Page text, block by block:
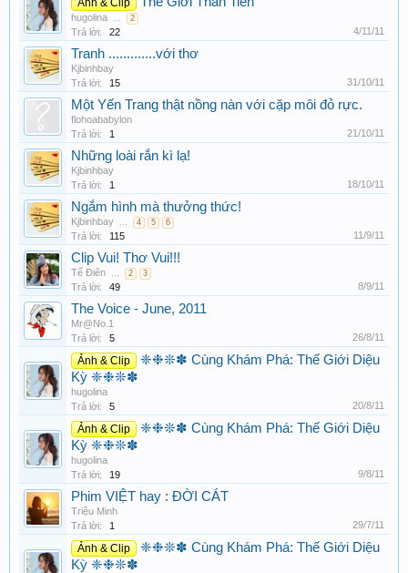
hugolina ... 2
Trả lời: 22 4/11/11
Tranh .............với thơ
Kjbinhbay
Trả lời:
15 31/10/11
Một Yến Trang thật nồng nàn với cặp môi đỏ rực.
flohoababylon
Trả lời:
1 21/10/11
Những loài rắn kì lạ!
Kjbinhbay
Trả lời:
1 18/10/11
Ngắm hình mà thưởng thức!
Kjbinhbay ... 4 5 6
Trả lời: 115 11/9/11
Clip Vui! Thơ Vui!!!
Tế Điên ... 2 3
Trả lời: 49 8/9/11
The Voice - June, 2011
Mr@No.1
Trả lời:
5 26/8/11
Ảnh & Clip
❈❉❊✽ Cùng Khám Phá: Thế Giới Diệu
Kỳ ❈❉❊✽
hugolina
Trả lời:
5 20/8/11
Ảnh & Clip
❈❉❊✽ Cùng Khám Phá: Thế Giới Diệu
Kỳ ❈❉❊✽
hugolina
Trả lời:
19 9/8/11
Phim VIỆT hay : ĐỜI CÁT
Triệu Minh
Trả lời:
1 29/7/11
Ảnh & Clip
❈❉❊✽ Cùng Khám Phá: Thế Giới Diệu
Kỳ ❈❉❊✽